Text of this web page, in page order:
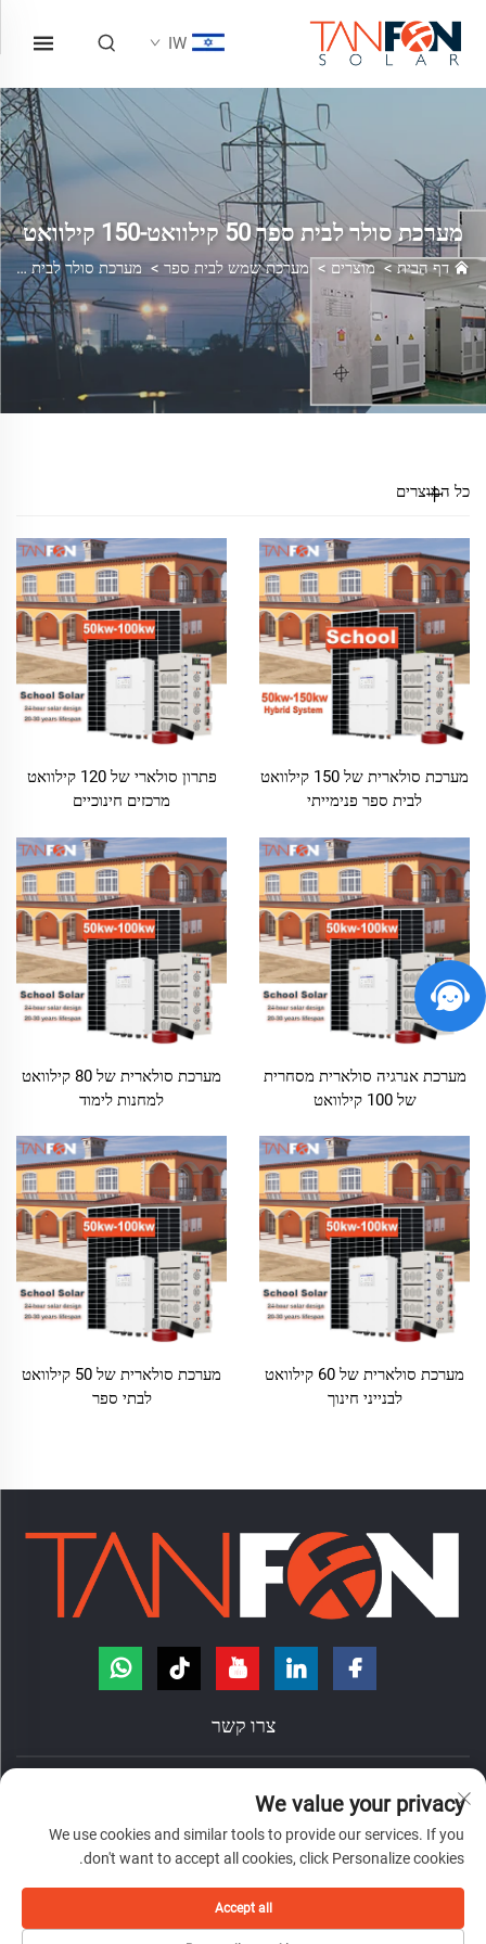
IW
מערכת סולר לבית ספר 50 קילוואט-150 קילוואט
דף הבית> מוצרים > מערכת שמש לבית ספר > מערכת סולר לבית ספר 50 קילוואט-150 קילוואט
כל המוצרים
מערכת סולארית של 150 קילוואט
לבית ספר פנימייתי
פתרון סולארי של 120 קילוואט
מרכזים חינוכיים
מערכת אנרגיה סולארית מסחרית
של 100 קילוואט
מערכת סולארית של 80 קילוואט
למחנות לימוד
מערכת סולארית של 60 קילוואט
לבנייני חינוך
מערכת סולארית של 50 קילוואט
לבתי ספר
צרו קשר
הדרך הונגדה, מס' 7, עיריית ננژואנג, ראיון צ'אנצ'נג, עיר פושאן, פרובינציית
גואנדונג, סין.
+86-18098194312
We value your privacy
We use cookies and similar tools to provide our services. If you
don't want to accept all cookies, click Personalize cookies.
Accept all